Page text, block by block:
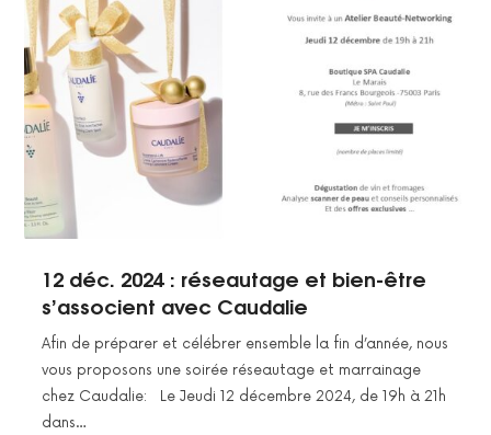
12 déc. 2024 : réseautage et bien-être
s’associent avec Caudalie
Afin de préparer et célébrer ensemble la fin d’année, nous
vous proposons une soirée réseautage et marrainage
chez Caudalie: Le Jeudi 12 décembre 2024, de 19h à 21h
dans…